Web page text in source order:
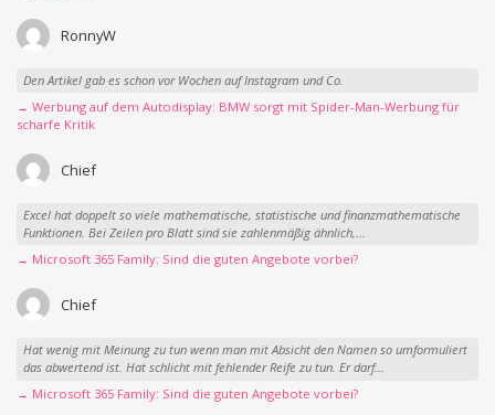
RonnyW
Den Artikel gab es schon vor Wochen auf Instagram und Co.
→ Werbung auf dem Autodisplay: BMW sorgt mit Spider-Man-Werbung für
scharfe Kritik
Chief
Excel hat doppelt so viele mathematische, statistische und finanzmathematische
Funktionen. Bei Zeilen pro Blatt sind sie zahlenmäßig ähnlich,...
→ Microsoft 365 Family: Sind die guten Angebote vorbei?
Chief
Hat wenig mit Meinung zu tun wenn man mit Absicht den Namen so umformuliert
das abwertend ist. Hat schlicht mit fehlender Reife zu tun. Er darf...
→ Microsoft 365 Family: Sind die guten Angebote vorbei?